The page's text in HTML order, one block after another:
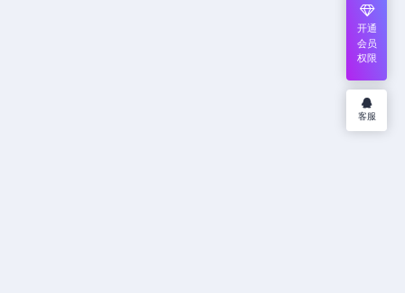
开通
会员
权限
客服